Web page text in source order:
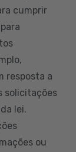
cumprir
resposta a
solicitações
lei.
ou